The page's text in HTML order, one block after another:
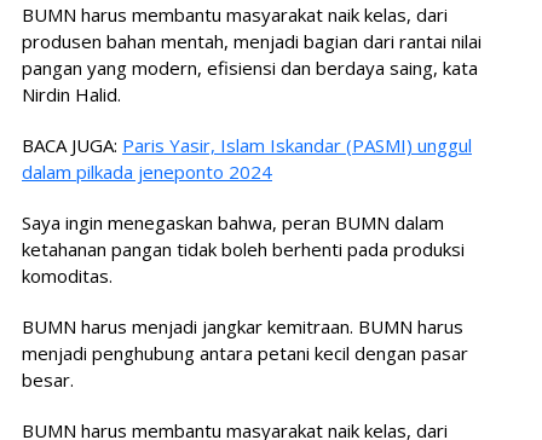
BUMN harus membantu masyarakat naik kelas, dari
produsen bahan mentah, menjadi bagian dari rantai nilai
pangan yang modern, efisiensi dan berdaya saing, kata
Nirdin Halid.
BACA JUGA: Paris Yasir, Islam Iskandar (PASMI) unggul
dalam pilkada jeneponto 2024
Saya ingin menegaskan bahwa, peran BUMN dalam
ketahanan pangan tidak boleh berhenti pada produksi
komoditas.
BUMN harus menjadi jangkar kemitraan. BUMN harus
menjadi penghubung antara petani kecil dengan pasar
besar.
BUMN harus membantu masyarakat naik kelas, dari